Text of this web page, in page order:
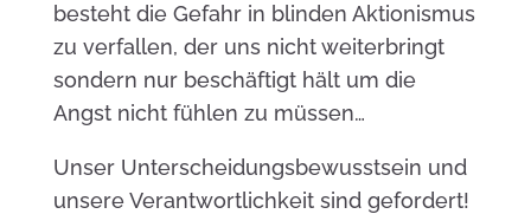
besteht die Gefahr in blinden Aktionismus
zu verfallen, der uns nicht weiterbringt
sondern nur beschäftigt hält um die
Angst nicht fühlen zu müssen…
Unser Unterscheidungsbewusstsein und
unsere Verantwortlichkeit sind gefordert!